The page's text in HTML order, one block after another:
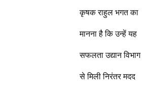
कृषक राहुल भगत का
मानना है कि उन्हें यह
सफलता उद्यान विभाग
से मिली निरंतर मदद